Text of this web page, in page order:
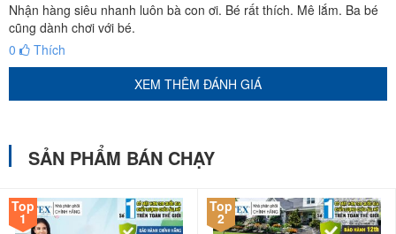
Nhận hàng siêu nhanh luôn bà con ơi. Bé rất thích. Mê lắm. Ba bé
cũng dành chơi với bé.
0
Thích
XEM THÊM ĐÁNH GIÁ
SẢN PHẨM BÁN CHẠY
Top
1
Top
2